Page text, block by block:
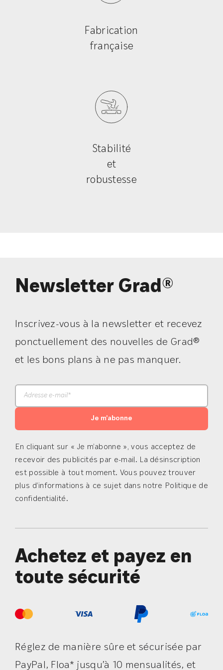
Fabrication
française
Stabilité
et
robustesse
Newsletter Grad®
Inscrivez-vous à la newsletter et recevez
ponctuellement des nouvelles de Grad®
et les bons plans à ne pas manquer.
Je m'abonne
En cliquant sur « Je m’abonne », vous acceptez de
recevoir des publicités par e-mail. La désinscription
est possible à tout moment. Vous pouvez trouver
plus d’informations à ce sujet dans notre Politique de
confidentialité.
Achetez et payez en
toute sécurité
Réglez de manière sûre et sécurisée par
PayPal, Floa* jusqu’à 10 mensualités, et